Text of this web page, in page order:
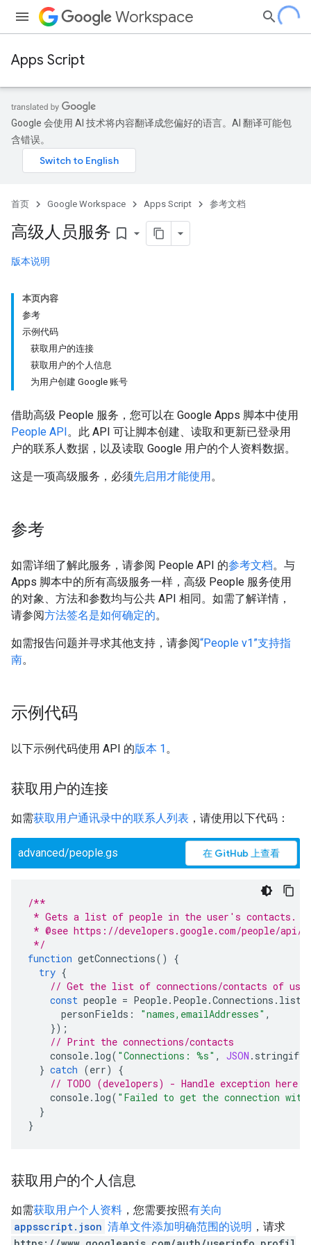
Workspace
Apps Script
Google 会使用 AI 技术将内容翻译成您偏好的语言。AI 翻译可能包
含错误。
首页 Google Workspace Apps Script 参考文档
高级人员服务 bookmark_border
版本说明
本页内容
参考
示例代码
获取用户的连接
获取用户的个人信息
为用户创建 Google 账号
借助高级 People 服务，您可以在 Google Apps 脚本中使用
People API。此 API 可让脚本创建、读取和更新已登录用
户的联系人数据，以及读取 Google 用户的个人资料数据。
这是一项高级服务，必须先启用才能使用。
参考
如需详细了解此服务，请参阅 People API 的参考文档。与
Apps 脚本中的所有高级服务一样，高级 People 服务使用
的对象、方法和参数均与公共 API 相同。如需了解详情，
请参阅方法签名是如何确定的。
如需报告问题并寻求其他支持，请参阅“People v1”支持指
南。
示例代码
以下示例代码使用 API 的版本 1。
获取用户的连接
如需获取用户通讯录中的联系人列表 ，请使用以下代码：
advanced/people.gs 在 GitHub 上查看
/**
* Gets a list of people in the user's contacts.
* @see https://developers.google.com/people/
*/
function getConnections()
{
try {
// Get the list of connections/contacts of
const people = People. People.Connections . list
personFields : "names,emailAddresses" ,
});
// Print the connections/contacts
console. log( "Connections: %s" , JSON . stringify
} catch (err)
{
// TODO (developers) - Handle exception here
console. log( "Failed to get the connection
}
}
获取用户的个人信息
如需获取用户个人资料 ，您需要按照有关向
appsscript.json 清单文件添加明确范围的说明 ，请求